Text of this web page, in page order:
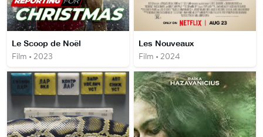
Le Scoop de Noël
Film • 2023
Les Nouveaux
Film • 2024